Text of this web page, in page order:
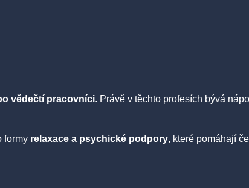
vědečtí pracovníci. Právě v těchto profesích bývá
formy relaxace a psychické podpory, které pomáhají